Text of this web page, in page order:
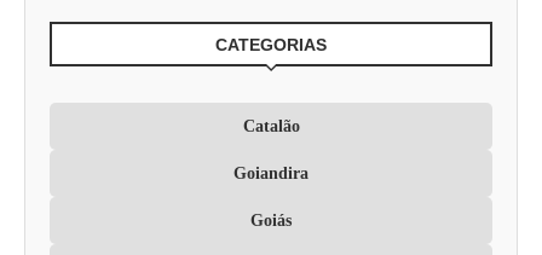
CATEGORIAS
Catalão
Goiandira
Goiás